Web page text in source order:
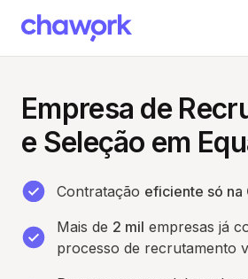
Empresa de
e Seleção em
Contratação eficiente só na
Mais de 2 mil empresas já
processo de recrutamento